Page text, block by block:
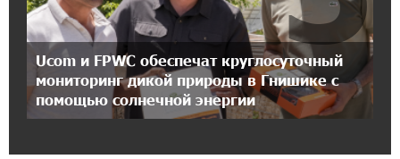
17:24:27 8-07-2026
Idram - главный партнер ежегодной
конференции «На пути к осознанному
воспитанию детей 2026»
Ucom и FPWC обеспечат круглосуточный
мониторинг дикой природы в Гнишике с
помощью солнечной энергии